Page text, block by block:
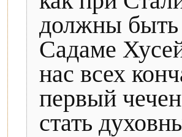
должны быть
Садаме
нас всех
первый
стать